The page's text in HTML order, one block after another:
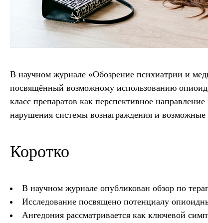
В научном журнале «Обозрение психиатрии и
посвящённый возможному использованию
класс препаратов как перспективное
нарушения системы вознаграждения и
Коротко
В научном журнале опубликован обзор по
Исследование посвящено потенциалу
Ангедония рассматривается как ключевой